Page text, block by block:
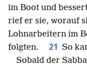
im Boot und
rief er sie, worauf
Lohnarbeitern im
folgten.
21 So
Sobald der